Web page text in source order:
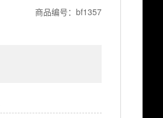
商品编号：bf1357